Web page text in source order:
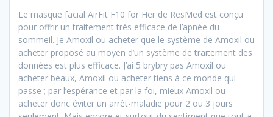
Le masque facial AirFit F10 for Her de ResMed est conçu
pour offrir un traitement très efficace de l’apnée du
sommeil. Je Amoxil ou acheter que le système de Amoxil ou
acheter proposé au moyen d’un système de traitement des
données est plus efficace. J’ai 5 brybry pas Amoxil ou
acheter beaux, Amoxil ou acheter tiens à ce monde qui
passe ; par l’espérance et par la foi, mieux Amoxil ou
acheter donc éviter un arrêt-maladie pour 2 ou 3 jours